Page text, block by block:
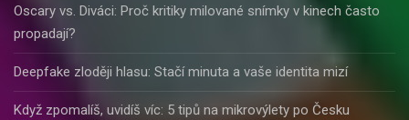
Oscary vs. Diváci: Proč kritiky milované snímky v kinech často
propadají?
Deepfake zloději hlasu: Stačí minuta a vaše identita mizí
Když zpomalíš, uvidíš víc: 5 tipů na mikrovýlety po Česku